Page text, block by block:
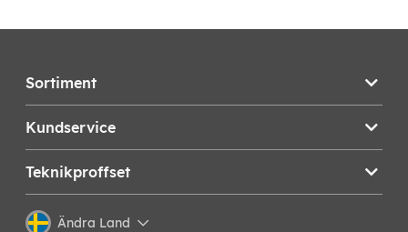
Sortiment
Kundservice
Teknikproffset
Ändra Land